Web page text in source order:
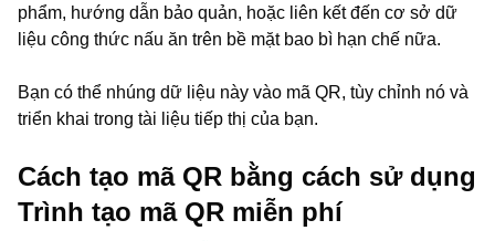
phẩm, hướng dẫn bảo quản, hoặc liên kết đến cơ sở dữ
liệu công thức nấu ăn trên bề mặt bao bì hạn chế nữa.
Bạn có thể nhúng dữ liệu này vào mã QR, tùy chỉnh nó và
triển khai trong tài liệu tiếp thị của bạn.
Cách tạo mã QR bằng cách sử dụng
Trình tạo mã QR miễn phí